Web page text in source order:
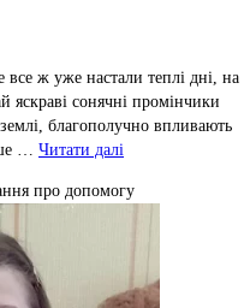
все ж уже настали теплі дні, на
яскраві сонячні промінчики
благополучно впливають
… Читати далі
про допомогу